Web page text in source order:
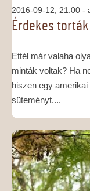
2016-09-12, 21:00 -
Érdekes
Ettél már valaha
minták voltak? Ha
hiszen egy
süteményt....